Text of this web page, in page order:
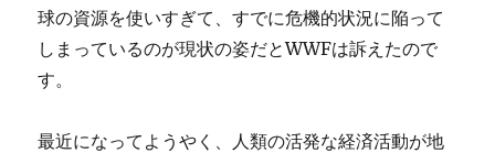
球の資源を使いすぎて、すでに危機的状況に陥って
しまっているのが現状の姿だとWWFは訴えたので
す。
最近になってようやく、人類の活発な経済活動が地